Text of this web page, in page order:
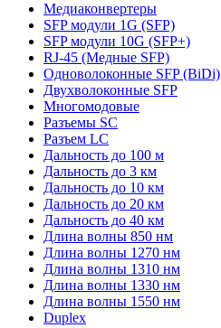
Медиаконвертеры
SFP модули 1G (SFP)
SFP модули 10G (SFP+)
RJ-45 (Медные SFP)
Одноволоконные SFP (BiDi)
Двухволоконные SFP
Многомодовые
Разъемы SC
Разъем LC
Дальность до 100 м
Дальность до 3 км
Дальность до 10 км
Дальность до 20 км
Дальность до 40 км
Длина волны 850 нм
Длина волны 1270 нм
Длина волны 1310 нм
Длина волны 1330 нм
Длина волны 1550 нм
Duplex